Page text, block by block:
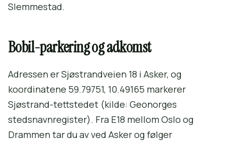
Slemmestad.
Bobil-parkering og adkomst
Adressen er Sjøstrandveien 18 i Asker, og
koordinatene 59.79751, 10.49165 markerer
Sjøstrand-tettstedet (kilde: Geonorges
stedsnavnregister). Fra E18 mellom Oslo og
Drammen tar du av ved Asker og følger